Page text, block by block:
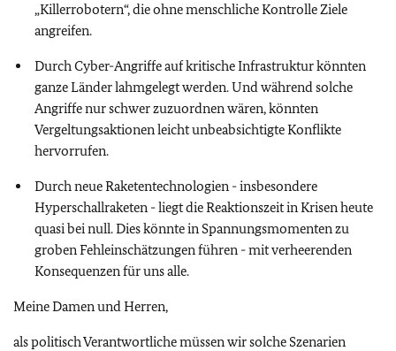
„Killerrobotern“, die ohne menschliche Kontrolle Ziele
angreifen.
Durch Cyber-Angriffe auf kritische Infrastruktur könnten
ganze Länder lahmgelegt werden. Und während solche
Angriffe nur schwer zuzuordnen wären, könnten
Vergeltungsaktionen leicht unbeabsichtigte Konflikte
hervorrufen.
Durch neue Raketentechnologien - insbesondere
Hyperschallraketen - liegt die Reaktionszeit in Krisen heute
quasi bei null. Dies könnte in Spannungsmomenten zu
groben Fehleinschätzungen führen - mit verheerenden
Konsequenzen für uns alle.
Meine Damen und Herren,
als politisch Verantwortliche müssen wir solche Szenarien